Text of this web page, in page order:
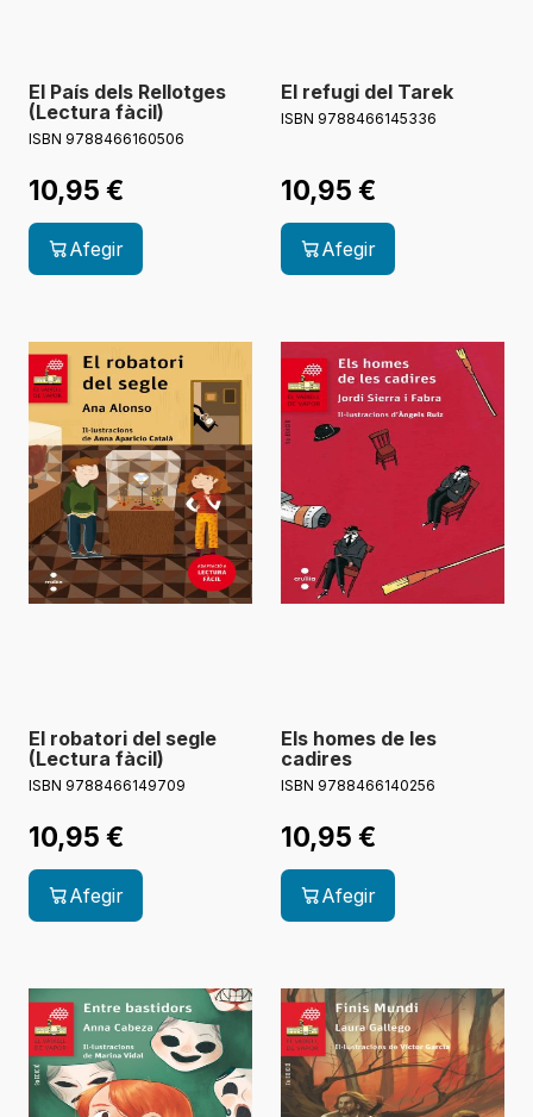
El País dels Rellotges
(Lectura fàcil)
ISBN 9788466160506
10,95 €
Afegir
El refugi del Tarek
ISBN 9788466145336
10,95 €
Afegir
El robatori del segle
(Lectura fàcil)
ISBN 9788466149709
10,95 €
Afegir
Els homes de les
cadires
ISBN 9788466140256
10,95 €
Afegir